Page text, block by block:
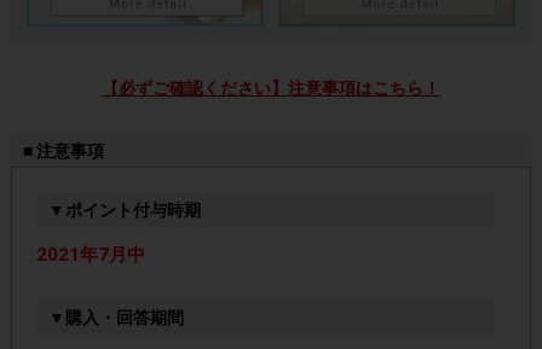
【必ずご確認ください】注意事項はこちら！
■ 注意事項
▼ポイント付与時期
2021年7月中
▼購入・回答期間